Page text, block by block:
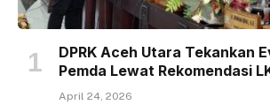
DPRK Aceh Utara Tekankan
Pemda Lewat Rekomendasi
April 24, 2026